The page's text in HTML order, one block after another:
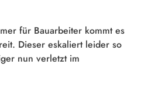
für Bauarbeiter kommt es
Dieser eskaliert leider so
nun verletzt im